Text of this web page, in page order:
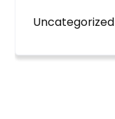
Uncategorized